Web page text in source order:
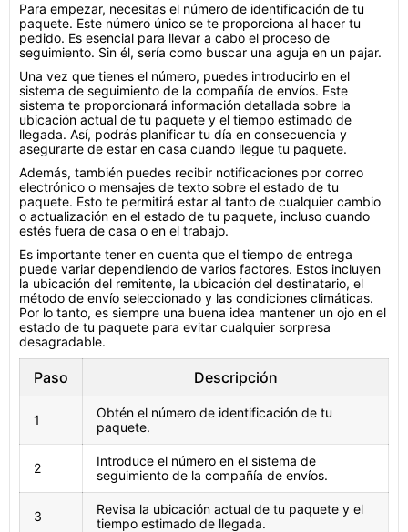
Para empezar, necesitas el número de identificación de tu
paquete. Este número único se te proporciona al hacer tu
pedido. Es esencial para llevar a cabo el proceso de
seguimiento. Sin él, sería como buscar una aguja en un pajar.
Una vez que tienes el número, puedes introducirlo en el
sistema de seguimiento de la compañía de envíos. Este
sistema te proporcionará información detallada sobre la
ubicación actual de tu paquete y el tiempo estimado de
llegada. Así, podrás planificar tu día en consecuencia y
asegurarte de estar en casa cuando llegue tu paquete.
Además, también puedes recibir notificaciones por correo
electrónico o mensajes de texto sobre el estado de tu
paquete. Esto te permitirá estar al tanto de cualquier cambio
o actualización en el estado de tu paquete, incluso cuando
estés fuera de casa o en el trabajo.
Es importante tener en cuenta que el tiempo de entrega
puede variar dependiendo de varios factores. Estos incluyen
la ubicación del remitente, la ubicación del destinatario, el
método de envío seleccionado y las condiciones climáticas.
Por lo tanto, es siempre una buena idea mantener un ojo en el
estado de tu paquete para evitar cualquier sorpresa
desagradable.
Paso Descripción
1
Obtén el número de identificación de tu
paquete.
2
Introduce el número en el sistema de
seguimiento de la compañía de envíos.
3
Revisa la ubicación actual de tu paquete y el
tiempo estimado de llegada.